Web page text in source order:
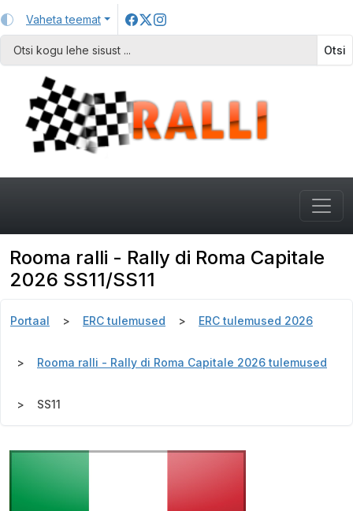
Vaheta teemat
Otsi
Rooma ralli - Rally di Roma Capitale
2026 SS11/SS11
Portaal ERC tulemused ERC tulemused 2026
Rooma ralli - Rally di Roma Capitale 2026 tulemused
SS11